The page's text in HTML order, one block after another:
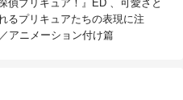
偵プリキュア！』ED 、可愛さと
るプリキュアたちの表現に注
アニメーション付け篇